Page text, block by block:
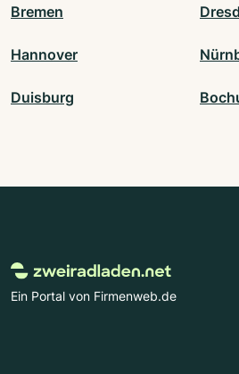
Bremen
Hannover
Duisburg
Ein Portal von Firmenweb.de